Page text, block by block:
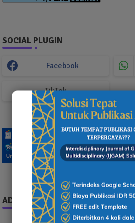
SOCIAL PLUGIN
Facebook
TikTok
ADS